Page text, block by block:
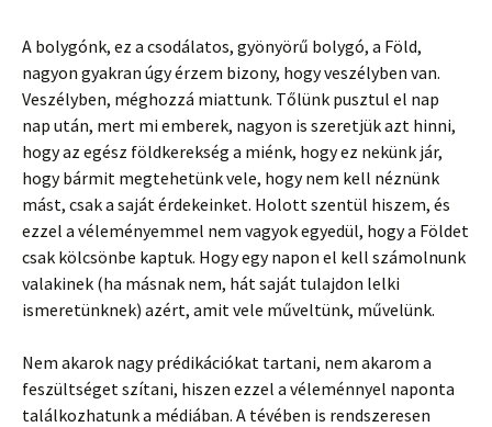
A bolygónk, ez a csodálatos, gyönyörű bolygó, a Föld,
nagyon gyakran úgy érzem bizony, hogy veszélyben van.
Veszélyben, méghozzá miattunk. Tőlünk pusztul el nap
nap után, mert mi emberek, nagyon is szeretjük azt hinni,
hogy az egész földkerekség a miénk, hogy ez nekünk jár,
hogy bármit megtehetünk vele, hogy nem kell néznünk
mást, csak a saját érdekeinket. Holott szentül hiszem, és
ezzel a véleményemmel nem vagyok egyedül, hogy a Földet
csak kölcsönbe kaptuk. Hogy egy napon el kell számolnunk
valakinek (ha másnak nem, hát saját tulajdon lelki
ismeretünknek) azért, amit vele műveltünk, művelünk.
Nem akarok nagy prédikációkat tartani, nem akarom a
feszültséget szítani, hiszen ezzel a véleménnyel naponta
találkozhatunk a médiában. A tévében is rendszeresen